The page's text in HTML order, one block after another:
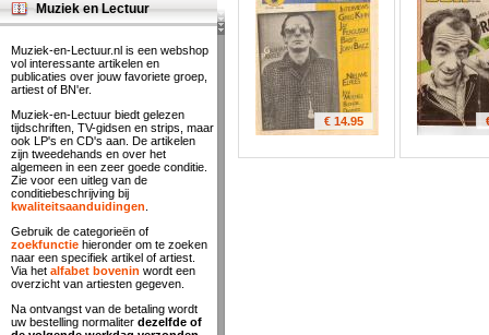
€ 14.95
Muziek en Lectuur
Muziek-en-Lectuur.nl is een webshop
vol interessante artikelen en
publicaties over jouw favoriete groep,
artiest of BN'er.
Muziek-en-Lectuur biedt gelezen
tijdschriften, TV-gidsen en strips, maar
ook LP's en CD's aan. De artikelen
zijn tweedehands en over het
algemeen in een zeer goede conditie.
Zie voor een uitleg van de
conditiebeschrijving bij
kwaliteitsaanduidingen
Gebruik de categorieën of
zoekfunctie hieronder om te zoeken
naar een specifiek artikel of artiest.
Via het alfabet bovenin wordt een
overzicht van artiesten gegeven.
Na ontvangst van de betaling wordt
uw bestelling normaliter dezelfde of